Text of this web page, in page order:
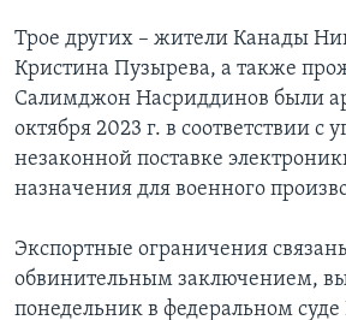
Трое других – жители Канады
Кристина Пузырева, а также
Салимджон Насриддинов были
октября 2023 г. в соответствии с
незаконной поставке
назначения для военного
Экспортные ограничения
обвинительным заключением,
понедельник в федеральном суде